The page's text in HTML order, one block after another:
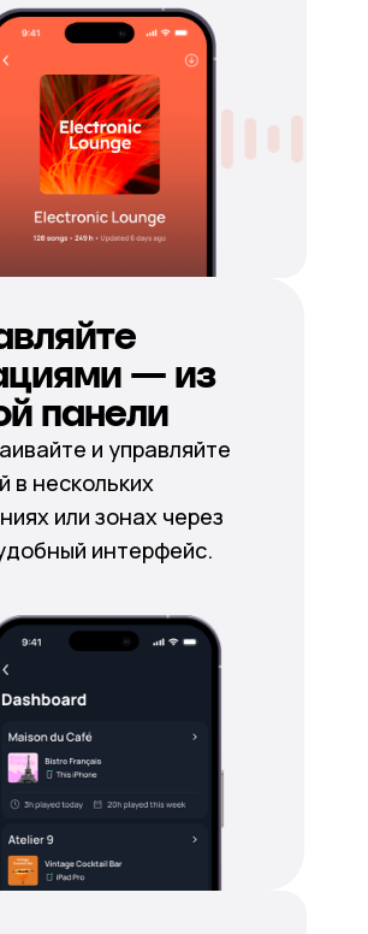
— из
панели
и управляйте
в нескольких
или зонах через
интерфейс.